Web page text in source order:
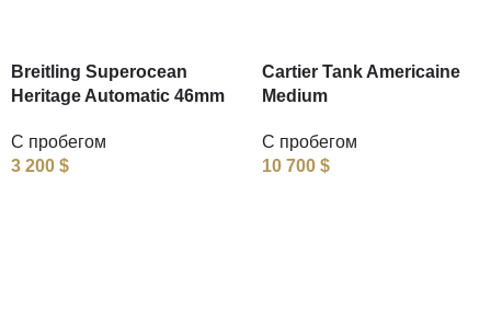
Breitling Superocean
Heritage Automatic 46mm
С пробегом
3 200 $
Cartier Tank Americaine
Medium
С пробегом
10 700 $